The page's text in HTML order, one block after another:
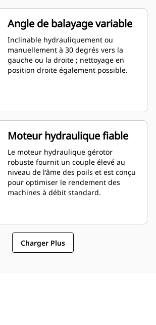
Angle de balayage variable
Inclinable hydrauliquement ou
manuellement à 30 degrés vers la
gauche ou la droite ; nettoyage en
position droite également possible.
Moteur hydraulique fiable
Le moteur hydraulique gérotor
robuste fournit un couple élevé au
niveau de l'âme des poils et est conçu
pour optimiser le rendement des
machines à débit standard.
Charger Plus